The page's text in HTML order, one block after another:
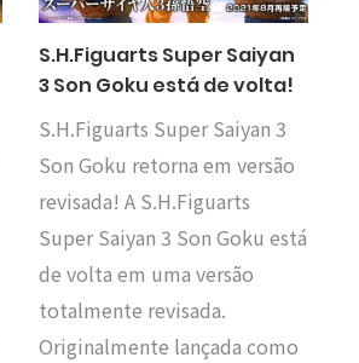
S.H.Figuarts Super Saiyan
3 Son Goku está de volta!
S.H.Figuarts Super Saiyan 3
Son Goku retorna em versão
revisada! A S.H.Figuarts
Super Saiyan 3 Son Goku está
de volta em uma versão
totalmente revisada.
Originalmente lançada como